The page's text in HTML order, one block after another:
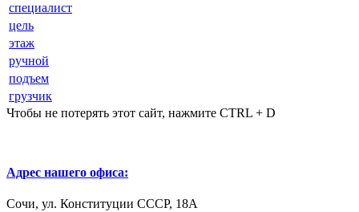
специалист
цель
этаж
ручной
подъем
грузчик
Чтобы не потерять этот сайт, нажмите CTRL + D
Адрес нашего офиса:
Сочи, ул. Конституции СССР, 18А